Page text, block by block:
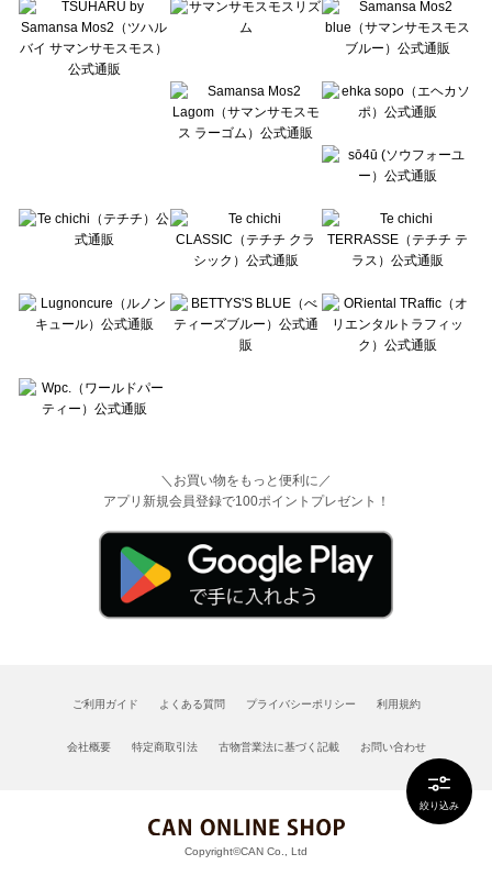
絞り込み
Lugnoncure（ルノンキュール）のワンピース一覧
BETTY'S BLUE（べティーズブルー）のワンピース一覧
Wpc.（ワールドパーティー）のワンピース一覧
＼お買い物をもっと便利に／
アプリ新規会員登録で100ポイントプレゼント！
ご利用ガイド よくある質問 プライバシーポリシー 利用規約
会社概要 特定商取引法 古物営業法に基づく記載 お問い合わせ
Copyright©CAN Co., Ltd